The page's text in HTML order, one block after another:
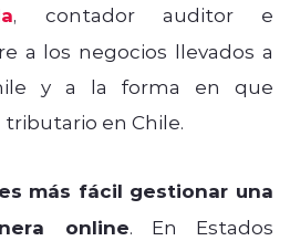
, contador auditor e
a los negocios llevados a
y a la forma en que
en Chile.
más fácil gestionar una
online. En Estados